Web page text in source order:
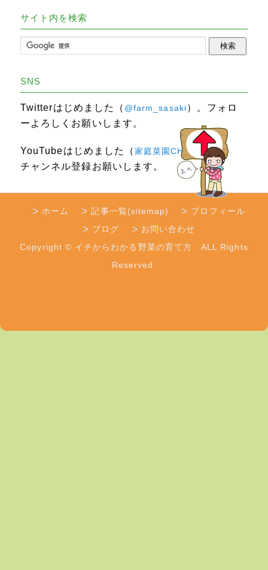
サイト内を検索
SNS
Twitterはじめました（ @farm_sasaki）。フォロ
ーよろしくお願いします。
YouTubeはじめました（家庭菜園CHANNEL ）。
チャンネル登録お願いします。
ホーム 記事一覧(sitemap)
プロフィール
ブログ
お問い合わせ
Copyright © イチからわかる野菜の育て方 ALL Rights
Reserved.